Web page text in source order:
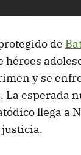
de
héroes
y se
La esperada
llega a